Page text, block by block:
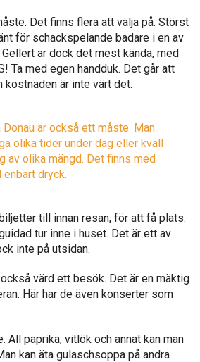
Det finns flera att välja på. Störst
för schackspelande badare i en av
är dock det mest kända, med
Ta med egen handduk. Det går att
kostnaden är inte värt det.
Donau är också ett måste. Man
olika tider under dag eller kväll
av olika mängd. Det finns med
dryck.
till innan resan, för att få plats.
tur inne i huset. Det är ett av
inte på utsidan.
värd ett besök. Det är en mäktig
Här har de även konserter som
All paprika, vitlök och annat kan man
kan äta gulaschsoppa på andra